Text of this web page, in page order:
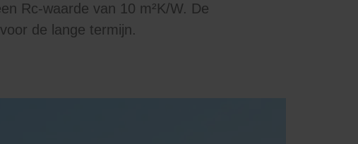
Rc-waarde van 10 m²K/W. De
de lange termijn.